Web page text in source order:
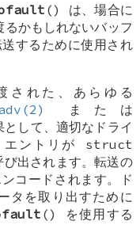
() は、場合に
かもしれないバッフ
するために使用され
された、あらゆる
または
して、適切なドライ
エントリが struct
出されます。転送の
コードされます。ド
タを取り出すために
() を使用する